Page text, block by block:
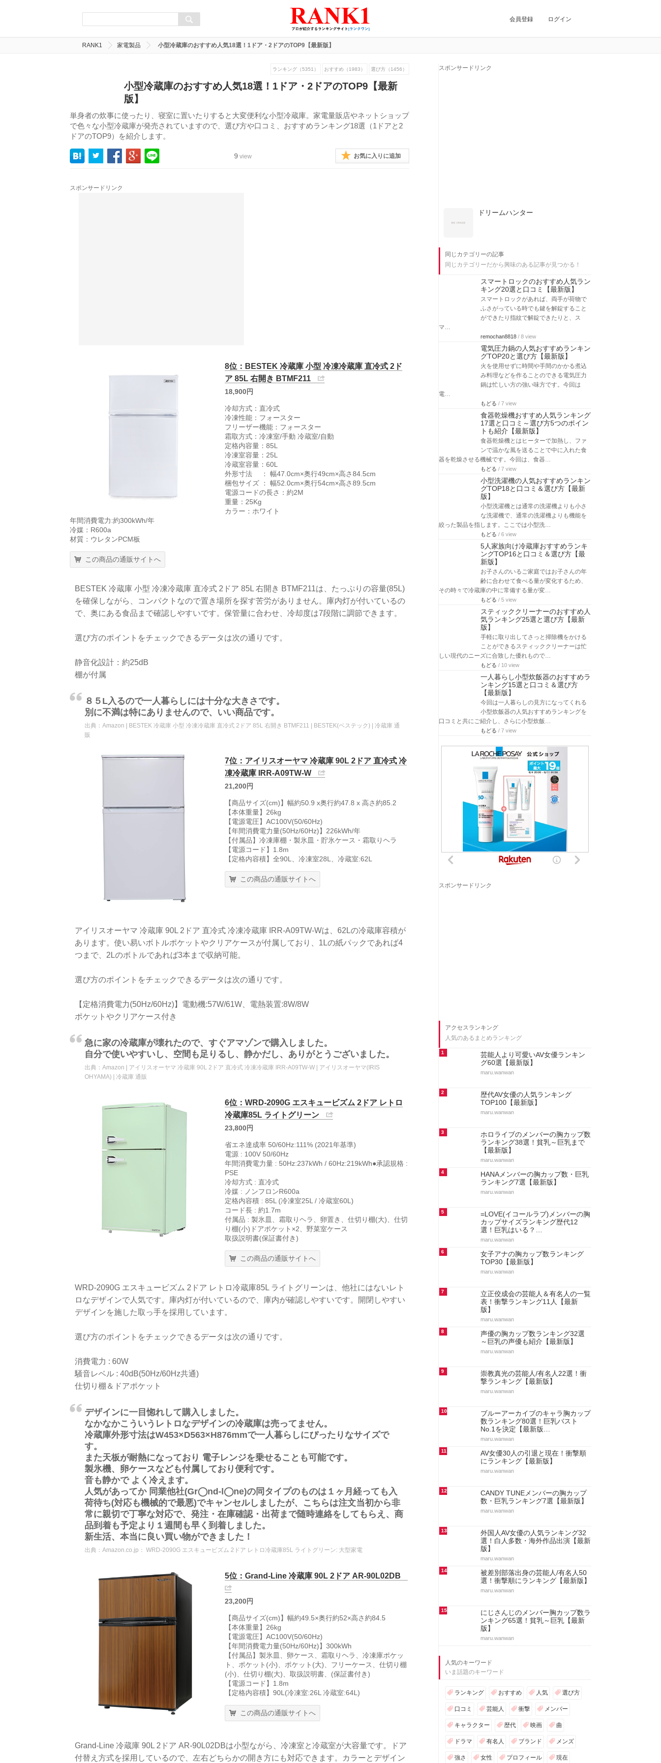
会員登録 ログイン
RANK1 家電製品 小型冷蔵庫のおすすめ人気18選！1ドア・2ドアのTOP9【最新版】
ランキング（5351） おすすめ（1983） 選び方（1456）
小型冷蔵庫のおすすめ人気18選！1ドア・2ドアのTOP9【最新
版】
単身者の炊事に使ったり、寝室に置いたりすると大変便利な小型冷蔵庫。家電量販店やネットショップ
で色々な小型冷蔵庫が発売されていますので、選び方や口コミ、おすすめランキング18選（1ドアと2
ドアのTOP9）を紹介します。
9 view お気に入りに追加
スポンサードリンク
8位：BESTEK 冷蔵庫 小型 冷凍冷蔵庫 直冷式 2ド
ア 85L 右開き BTMF211
18,900円
冷却方式：直冷式
冷凍性能：フォースター
フリーザー機能：フォースター
霜取方式：冷凍室/手動 冷蔵室/自動
定格内容量：85L
冷凍室容量：25L
冷蔵室容量：60L
外形寸法 ： 幅47.0cm×奥行49cm×高さ84.5cm
梱包サイズ ： 幅52.0cm×奥行54cm×高さ89.5cm
電源コードの長さ：約2M
重量：25Kg
カラー：ホワイト
年間消費電力:約300kWh/年
冷媒：R600a
材質：ウレタンPCM板
この商品の通販サイトへ
BESTEK 冷蔵庫 小型 冷凍冷蔵庫 直冷式 2ドア 85L 右開き BTMF211は、たっぷりの容量(85L)
を確保しながら、コンパクトなので置き場所を探す苦労がありません。庫内灯が付いているの
で、奥にある食品まで確認しやすいです。保管量に合わせ、冷却度は7段階に調節できます。
選び方のポイントをチェックできるデータは次の通りです。
静音化設計：約25dB
棚が付属
８５L入るので一人暮らしには十分な大きさです。
別に不満は特にありませんので、いい商品です。
出典： Amazon | BESTEK 冷蔵庫 小型 冷凍冷蔵庫 直冷式 2ドア 85L 右開き BTMF211 | BESTEK(ベステック) | 冷蔵庫 通
販
7位：アイリスオーヤマ 冷蔵庫 90L 2ドア 直冷式 冷
凍冷蔵庫 IRR-A09TW-W
21,200円
【商品サイズ(cm)】幅約50.9 x奥行約47.8 x 高さ約85.2
【本体重量】26kg
【電源電圧】AC100V(50/60Hz)
【年間消費電力量(50Hz/60Hz)】226kWh/年
【付属品】冷凍庫棚・製氷皿・貯氷ケース・霜取りヘラ
【電源コード】1.8m
【定格内容積】全90L、冷凍室28L、冷蔵室:62L
この商品の通販サイトへ
アイリスオーヤマ 冷蔵庫 90L 2ドア 直冷式 冷凍冷蔵庫 IRR-A09TW-Wは、62Lの冷蔵庫容積が
あります。使い易いボトルポケットやクリアケースが付属しており、1Lの紙パックであれば4
つまで、2Lのボトルであれば3本まで収納可能。
選び方のポイントをチェックできるデータは次の通りです。
【定格消費電力(50Hz/60Hz)】電動機:57W/61W、電熱装置:8W/8W
ポケットやクリアケース付き
急に家の冷蔵庫が壊れたので、すぐアマゾンで購入しました。
自分で使いやすいし、空間も足りるし、静かだし、ありがとうございました。
出典： Amazon | アイリスオーヤマ 冷蔵庫 90L 2ドア 直冷式 冷凍冷蔵庫 IRR-A09TW-W | アイリスオーヤマ(IRIS
OHYAMA) | 冷蔵庫 通販
6位：WRD-2090G エスキュービズム 2ドア レトロ
冷蔵庫85L ライトグリーン
23,800円
省エネ達成率 50/60Hz:111% (2021年基準)
電源 : 100V 50/60Hz
年間消費電力量 : 50Hz:237kWh / 60Hz:219kWh●承認規格 :
PSE
冷却方式 : 直冷式
冷媒 : ノンフロンR600a
定格内容積 : 85L (冷凍室25L / 冷蔵室60L)
コード長 : 約1.7m
付属品 : 製氷皿、霜取りヘラ、卵置き、仕切り棚(大)、仕切
り棚(小)ドアポケット×2、野菜室ケース
取扱説明書(保証書付き)
この商品の通販サイトへ
WRD-2090G エスキュービズム 2ドア レトロ冷蔵庫85L ライトグリーンは、他社にはないレト
ロなデザインで人気です。庫内灯が付いているので、庫内が確認しやすいです。開閉しやすい
デザインを施した取っ手を採用しています。
選び方のポイントをチェックできるデータは次の通りです。
消費電力 : 60W
騒音レベル : 40dB(50Hz/60Hz共通)
仕切り棚＆ドアポケット
デザインに一目惚れして購入しました。
なかなかこういうレトロなデザインの冷蔵庫は売ってません。
冷蔵庫外形寸法はW453×D563×H876mmで一人暮らしにぴったりなサイズで
す。
また天板が耐熱になっており 電子レンジを乗せることも可能です。
製氷機、卵ケースなども付属しており便利です。
音も静かで よく冷えます。
人気があってか 同業他社(Gr◯nd-l◯ne)の同タイプのものは１ヶ月経っても入
荷待ち(対応も機械的で最悪)でキャンセルしましたが、こちらは注文当初から非
常に親切で丁寧な対応で、発注・在庫確認・出荷まで随時連絡をしてもらえ、商
品到着も予定より１週間も早く到着しました。
新生活、本当に良い買い物ができました！
出典： Amazon.co.jp： WRD-2090G エスキュービズム 2ドア レトロ冷蔵庫85L ライトグリーン: 大型家電
5位：Grand-Line 冷蔵庫 90L 2ドア AR-90L02DB
23,200円
【商品サイズ(cm)】幅約49.5×奥行約52×高さ約84.5
【本体重量】26kg
【電源電圧】AC100V(50/60Hz)
【年間消費電力量(50Hz/60Hz)】300kWh
【付属品】製氷皿、卵ケース、霜取りヘラ、冷凍庫ポケッ
ト、ポケット(小)、ポケット(大)、フリーケース、仕切り棚
(小)、仕切り棚(大)、取扱説明書、(保証書付き)
【電源コード】1.8m
【定格内容積】90L(冷凍室:26L 冷蔵室:64L)
この商品の通販サイトへ
Grand-Line 冷蔵庫 90L 2ドア AR-90L02DBは小型ながら、冷凍室と冷蔵室が大容量です。ドア
付替え方式を採用しているので、左右どちらかの開き方にも対応できます。カラーとデザイン
スポンサードリンク
ドリームハンター
同じカテゴリーの記事
同じカテゴリーだから興味のある記事が見つかる！
スマートロックのおすすめ人気ラン
キング20選と口コミ【最新版】
スマートロックがあれば、両手が荷物で
ふさがっている時でも鍵を解錠すること
ができたり指紋で解錠できたりと、ス
マ…
remochan8818 / 8 view
電気圧力鍋の人気おすすめランキン
グTOP20と選び方【最新版】
火を使用せずに時間や手間のかかる煮込
み料理などを作ることのできる電気圧力
鍋は忙しい方の強い味方です。今回は
電…
もどる / 7 view
食器乾燥機おすすめ人気ランキング
17選と口コミ～選び方5つのポイン
トも紹介【最新版】
食器乾燥機とはヒーターで加熱し、ファ
ンで温かな風を送ることで中に入れた食
器を乾燥させる機械です。今回は、食器…
もどる / 7 view
小型洗濯機の人気おすすめランキン
グTOP18と口コミ＆選び方【最新
版】
小型洗濯機とは通常の洗濯機よりも小さ
な洗濯機で、通常の洗濯機よりも機能を
絞った製品を指します。ここでは小型洗…
もどる / 6 view
5人家族向け冷蔵庫おすすめランキ
ングTOP16と口コミ＆選び方【最
新版】
お子さんのいるご家庭ではお子さんの年
齢に合わせて食べる量が変化するため、
その時々で冷蔵庫の中に常備する量が変…
もどる / 5 view
スティッククリーナーのおすすめ人
気ランキング25選と選び方【最新
版】
手軽に取り出してさっと掃除機をかける
ことができるスティッククリーナーは忙
しい現代のニーズに合致した優れもので…
もどる / 10 view
一人暮らし小型炊飯器のおすすめラ
ンキング15選と口コミ＆選び方
【最新版】
今回は一人暮らしの見方になってくれる
小型炊飯器の人気おすすめランキングを
口コミと共にご紹介し、さらに小型炊飯…
もどる / 7 view
スポンサードリンク
アクセスランキング
人気のあるまとめランキング
1
芸能人より可愛いAV女優ランキン
グ60選【最新版】
maru.wanwan
2
歴代AV女優の人気ランキング
TOP100【最新版】
maru.wanwan
3
ホロライブのメンバーの胸カップ数
ランキング38選！貧乳～巨乳まで
【最新版】
maru.wanwan
4
HANAメンバーの胸カップ数・巨乳
ランキング7選【最新版】
maru.wanwan
5
=LOVE(イコールラブ)メンバーの胸
カップサイズランキング歴代12
選！巨乳はいる？…
maru.wanwan
6
女子アナの胸カップ数ランキング
TOP30【最新版】
maru.wanwan
7
立正佼成会の芸能人＆有名人の一覧
表！衝撃ランキング11人【最新
版】
maru.wanwan
8
声優の胸カップ数ランキング32選
～巨乳の声優も紹介【最新版】
maru.wanwan
9
崇教真光の芸能人/有名人22選！衝
撃ランキング【最新版】
maru.wanwan
10
ブルーアーカイブのキャラ胸カップ
数ランキング80選！巨乳バスト
No.1を決定【最新版…
maru.wanwan
11
AV女優30人の引退と現在！衝撃順
にランキング【最新版】
maru.wanwan
12
CANDY TUNEメンバーの胸カップ
数・巨乳ランキング7選【最新版】
maru.wanwan
13
外国人AV女優の人気ランキング32
選！白人多数・海外作品出演【最新
版】
maru.wanwan
14
被差別部落出身の芸能人/有名人50
選！衝撃順にランキング【最新版】
maru.wanwan
15
にじさんじのメンバー胸カップ数ラ
ンキング65選！貧乳～巨乳【最新
版】
maru.wanwan
人気のキーワード
いま話題のキーワード
ランキング おすすめ 人気 選び方
口コミ 芸能人 衝撃 メンバー
キャラクター 歴代 映画 曲
ドラマ 有名人 ブランド メンズ
強さ 女性 プロフィール 現在